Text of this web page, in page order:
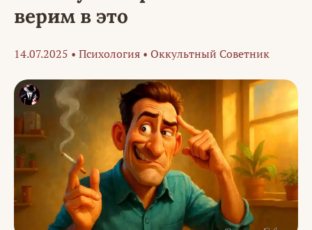
верим в это
14.07.2025 • Психология • Оккультный Советник